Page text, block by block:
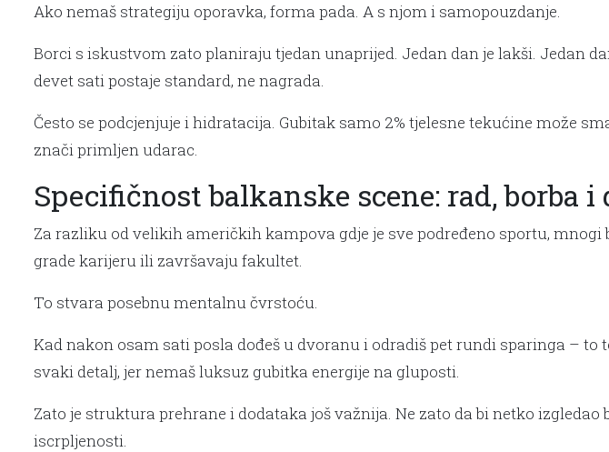
Ako nemaš strategiju oporavka, forma pada. A s njom i samopouzdanje.
Borci s iskustvom zato planiraju tjedan unaprijed. Jedan dan je lakši. Jedan
devet sati postaje standard, ne nagrada.
Često se podcjenjuje i hidratacija. Gubitak samo 2% tjelesne tekućine može
znači primljen udarac.
Specifičnost balkanske scene: rad, borba
Za razliku od velikih američkih kampova gdje je sve podređeno sportu,
grade karijeru ili završavaju fakultet.
To stvara posebnu mentalnu čvrstoću.
Kad nakon osam sati posla dođeš u dvoranu i odradiš pet rundi sparinga –
svaki detalj, jer nemaš luksuz gubitka energije na gluposti.
Zato je struktura prehrane i dodataka još važnija. Ne zato da bi netko
iscrpljenosti.